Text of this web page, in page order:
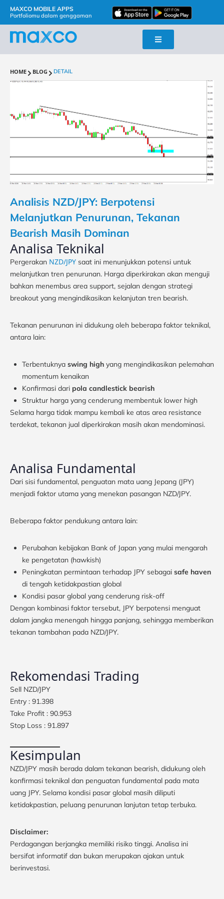
MAXCO MOBILE APPS
Portfoliomu dalam genggaman
HOME BLOG DETAIL
Analisis NZD/JPY: Berpotensi
Melanjutkan Penurunan, Tekanan
Bearish Masih Dominan
Analisa Teknikal
Pergerakan NZD/JPY saat ini menunjukkan potensi untuk
melanjutkan tren penurunan. Harga diperkirakan akan menguji
bahkan menembus area support, sejalan dengan strategi
breakout yang mengindikasikan kelanjutan tren bearish.
Tekanan penurunan ini didukung oleh beberapa faktor teknikal,
antara lain:
Terbentuknya swing high yang mengindikasikan pelemahan
momentum kenaikan
Konfirmasi dari pola candlestick bearish
Struktur harga yang cenderung membentuk lower high
Selama harga tidak mampu kembali ke atas area resistance
terdekat, tekanan jual diperkirakan masih akan mendominasi.
Analisa Fundamental
Dari sisi fundamental, penguatan mata uang Jepang (JPY)
menjadi faktor utama yang menekan pasangan NZD/JPY.
Beberapa faktor pendukung antara lain:
Perubahan kebijakan Bank of Japan yang mulai mengarah
ke pengetatan (hawkish)
Peningkatan permintaan terhadap JPY sebagai safe haven
di tengah ketidakpastian global
Kondisi pasar global yang cenderung risk-off
Dengan kombinasi faktor tersebut, JPY berpotensi menguat
dalam jangka menengah hingga panjang, sehingga memberikan
tekanan tambahan pada NZD/JPY.
Rekomendasi Trading
Sell NZD/JPY
Entry : 91.398
Take Profit : 90.953
Stop Loss : 91.897
Kesimpulan
NZD/JPY masih berada dalam tekanan bearish, didukung oleh
konfirmasi teknikal dan penguatan fundamental pada mata
uang JPY. Selama kondisi pasar global masih diliputi
ketidakpastian, peluang penurunan lanjutan tetap terbuka.
Disclaimer:
Perdagangan berjangka memiliki risiko tinggi. Analisa ini
bersifat informatif dan bukan merupakan ajakan untuk
berinvestasi.